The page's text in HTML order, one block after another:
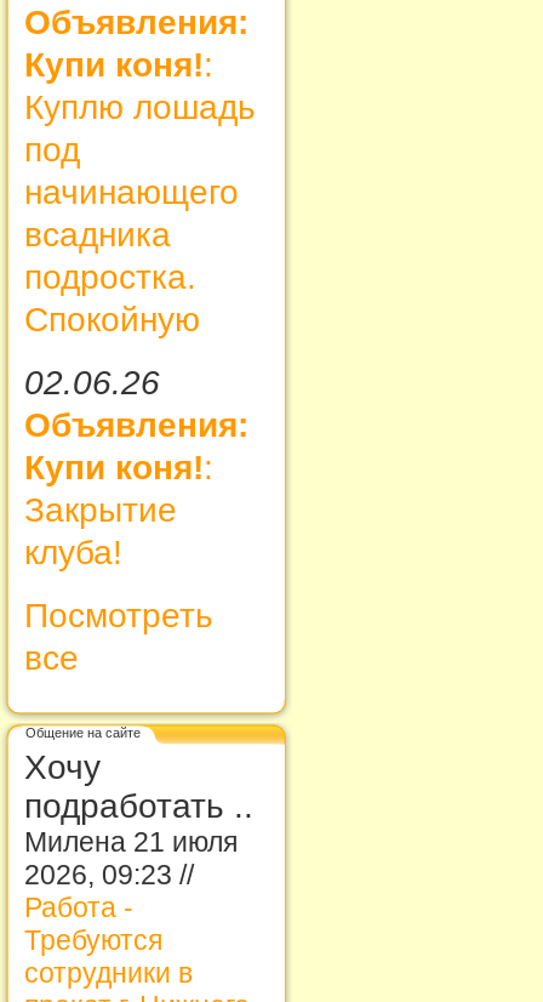
Объявления:
Купи коня!:
Куплю лошадь
под
начинающего
всадника
подростка.
Спокойную
02.06.26
Объявления:
Купи коня!:
Закрытие
клуба!
Посмотреть
все
Общение на сайте
Хочу
подработать ..
Милена 21 июля
2026, 09:23 //
Работа -
Требуются
сотрудники в